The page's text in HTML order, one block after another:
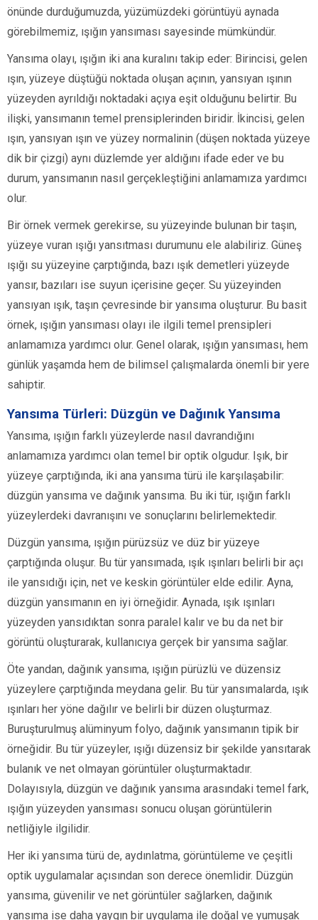
önünde durduğumuzda, yüzümüzdeki görüntüyü aynada
görebilmemiz, ışığın yansıması sayesinde mümkündür.
Yansıma olayı, ışığın iki ana kuralını takip eder: Birincisi, gelen
ışın, yüzeye düştüğü noktada oluşan açının, yansıyan ışının
yüzeyden ayrıldığı noktadaki açıya eşit olduğunu belirtir. Bu
ilişki, yansımanın temel prensiplerinden biridir. İkincisi, gelen
ışın, yansıyan ışın ve yüzey normalinin (düşen noktada yüzeye
dik bir çizgi) aynı düzlemde yer aldığını ifade eder ve bu
durum, yansımanın nasıl gerçekleştiğini anlamamıza yardımcı
olur.
Bir örnek vermek gerekirse, su yüzeyinde bulunan bir taşın,
yüzeye vuran ışığı yansıtması durumunu ele alabiliriz. Güneş
ışığı su yüzeyine çarptığında, bazı ışık demetleri yüzeyde
yansır, bazıları ise suyun içerisine geçer. Su yüzeyinden
yansıyan ışık, taşın çevresinde bir yansıma oluşturur. Bu basit
örnek, ışığın yansıması olayı ile ilgili temel prensipleri
anlamamıza yardımcı olur. Genel olarak, ışığın yansıması, hem
günlük yaşamda hem de bilimsel çalışmalarda önemli bir yere
sahiptir.
Yansıma Türleri: Düzgün ve Dağınık Yansıma
Yansıma, ışığın farklı yüzeylerde nasıl davrandığını
anlamamıza yardımcı olan temel bir optik olgudur. Işık, bir
yüzeye çarptığında, iki ana yansıma türü ile karşılaşabilir:
düzgün yansıma ve dağınık yansıma. Bu iki tür, ışığın farklı
yüzeylerdeki davranışını ve sonuçlarını belirlemektedir.
Düzgün yansıma, ışığın pürüzsüz ve düz bir yüzeye
çarptığında oluşur. Bu tür yansımada, ışık ışınları belirli bir açı
ile yansıdığı için, net ve keskin görüntüler elde edilir. Ayna,
düzgün yansımanın en iyi örneğidir. Aynada, ışık ışınları
yüzeyden yansıdıktan sonra paralel kalır ve bu da net bir
görüntü oluşturarak, kullanıcıya gerçek bir yansıma sağlar.
Öte yandan, dağınık yansıma, ışığın pürüzlü ve düzensiz
yüzeylere çarptığında meydana gelir. Bu tür yansımalarda, ışık
ışınları her yöne dağılır ve belirli bir düzen oluşturmaz.
Buruşturulmuş alüminyum folyo, dağınık yansımanın tipik bir
örneğidir. Bu tür yüzeyler, ışığı düzensiz bir şekilde yansıtarak
bulanık ve net olmayan görüntüler oluşturmaktadır.
Dolayısıyla, düzgün ve dağınık yansıma arasındaki temel fark,
ışığın yüzeyden yansıması sonucu oluşan görüntülerin
netliğiyle ilgilidir.
Her iki yansıma türü de, aydınlatma, görüntüleme ve çeşitli
optik uygulamalar açısından son derece önemlidir. Düzgün
yansıma, güvenilir ve net görüntüler sağlarken, dağınık
yansıma ise daha yaygın bir uygulama ile doğal ve yumuşak